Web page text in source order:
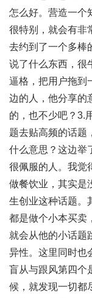
怎么好。营造一个
很特别，就会有非
去约到了一个多棒
说了什么东西，很
逼格，把用户拖到
边的人，他分享的
的，也不少吧？3.
题去贴高频的话题
什么意思？这边举
很佩服的人。我觉
做餐饮业，其实是
生创业这种话题。
都是做个小本买卖
就会从他的小话题
异性。这里同时也
盲从与跟风第四个
候，就发现一切都